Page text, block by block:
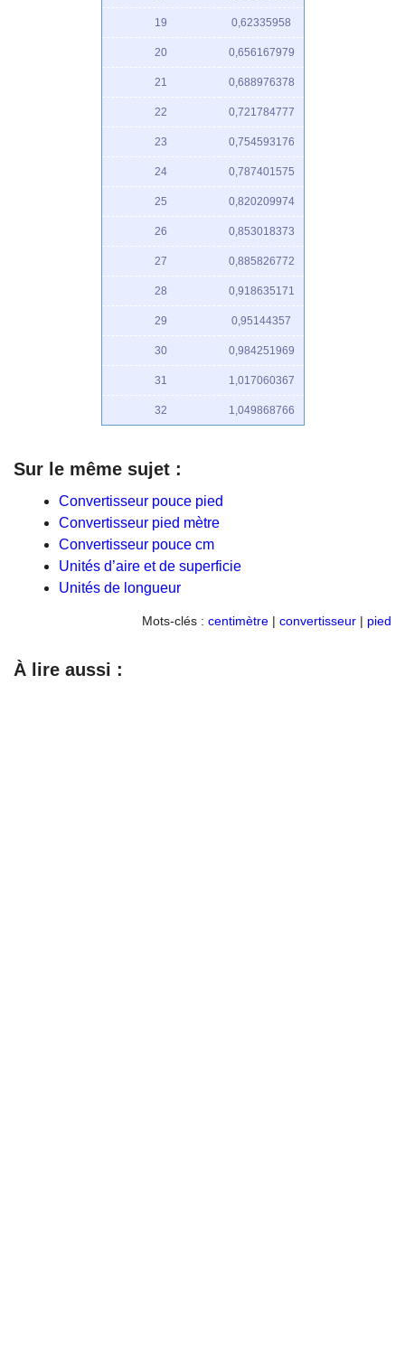
19 0,62335958
20 0,656167979
21 0,688976378
22 0,721784777
23 0,754593176
24 0,787401575
25 0,820209974
26 0,853018373
27 0,885826772
28 0,918635171
29 0,95144357
30 0,984251969
31 1,017060367
32 1,049868766
Sur le même sujet :
Convertisseur pouce pied
Convertisseur pied mètre
Convertisseur pouce cm
Unités d’aire et de superficie
Unités de longueur
Mots-clés : centimètre | convertisseur | pied
À lire aussi :